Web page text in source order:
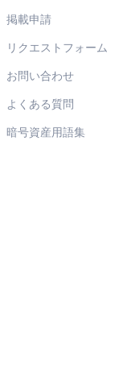
掲載申請
リクエストフォーム
お問い合わせ
よくある質問
暗号資産用語集